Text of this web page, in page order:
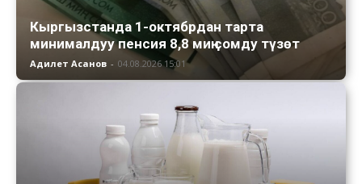
Кыргызстанда 1-октябрдан тарта
минималдуу пенсия 8,8 миң сомду түзөт
Адилет Асанов - 04.08.2026 15:01